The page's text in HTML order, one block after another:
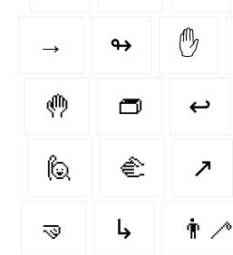
→ ↬ ✋
🤚 👝 ↩
🙋 🫲 ↗
🤜 ↳ 👨‍🦯‍